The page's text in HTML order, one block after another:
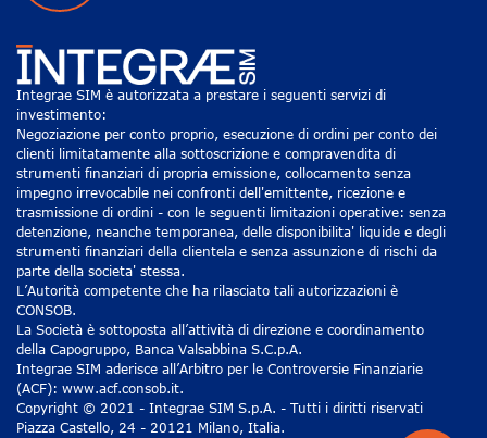
Integrae SIM è autorizzata a prestare i seguenti servizi di
investimento:
Negoziazione per conto proprio, esecuzione di ordini per conto dei
clienti limitatamente alla sottoscrizione e compravendita di
strumenti finanziari di propria emissione, collocamento senza
impegno irrevocabile nei confronti dell'emittente, ricezione e
trasmissione di ordini - con le seguenti limitazioni operative: senza
detenzione, neanche temporanea, delle disponibilita' liquide e degli
strumenti finanziari della clientela e senza assunzione di rischi da
parte della societa' stessa.
L’Autorità competente che ha rilasciato tali autorizzazioni è
CONSOB.
La Società è sottoposta all’attività di direzione e coordinamento
della Capogruppo, Banca Valsabbina S.C.p.A.
Integrae SIM aderisce all’Arbitro per le Controversie Finanziarie
(ACF): www.acf.consob.it.
Copyright © 2021 - Integrae SIM S.p.A. - Tutti i diritti riservati
Piazza Castello, 24 - 20121 Milano, Italia.